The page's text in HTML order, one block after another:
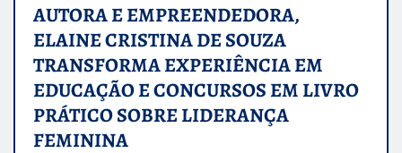
AUTORA E EMPREENDEDORA,
ELAINE CRISTINA DE SOUZA
TRANSFORMA EXPERIÊNCIA EM
EDUCAÇÃO E CONCURSOS EM LIVRO
PRÁTICO SOBRE LIDERANÇA
FEMININA